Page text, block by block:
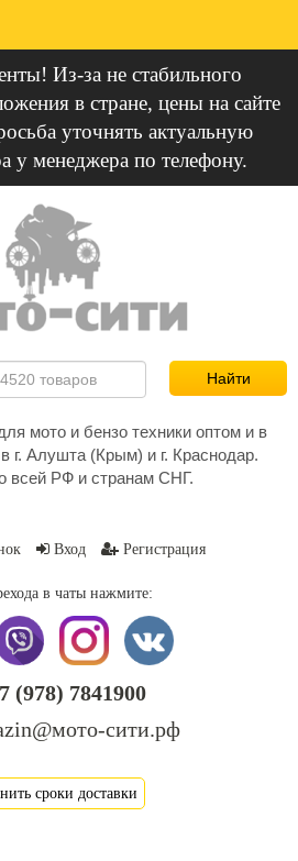
Из-за не стабильного
в стране, цены на сайте
уточнять актуальную
у менеджера по телефону.
мото и бензо техники оптом и в
г. Алушта (Крым) и г. Краснодар.
всей РФ и странам СНГ.
Вход Регистрация
в чаты нажмите:
(978) 7841900
сити.рф
сроки доставки